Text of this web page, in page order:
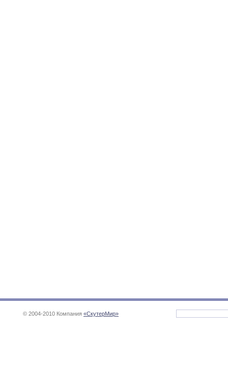
© 2004-2010 Компания «СкутерМир»